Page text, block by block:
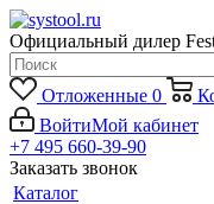
Официальный дилер
Отложенные 0
ВойтиМой кабинет
+7 495 660-39-90
Заказать звонок
Каталог